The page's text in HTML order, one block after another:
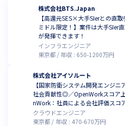
株式会社BTS.Japan
【高還元SES×大手SIerとの直
ミドル限定！】案件は大手SIer
が発揮できます！
インフラエンジニア
東京都
年収 : 650-1200万円
株式会社アイソルート
【国家防衛システム開発エンジ
社会貢献性◎／OpenWorkスコア
nWork：社員による会社評価スコ
クラウドエンジニア
東京都
年収 : 470-670万円